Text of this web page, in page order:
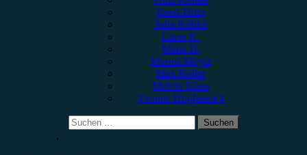
Jonas Horn
Julia Köhler
Lucie K.
Marie H.
Marius Meyer
Max Keller
Melvin Klein
Yvonne Hopfensack
Suchen
nach:
,